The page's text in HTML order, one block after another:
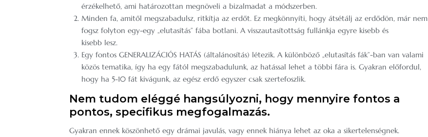
érzékelhető, ami határozottan megnöveli a bizalmadat a módszerben.
Minden fa, amitől megszabadulsz, ritkítja az erdőt. Ez megkönnyíti, hogy átsétálj az erdődön, már nem
fogsz folyton egy-egy „elutasítás” fába botlani. A visszautasítottság fullánkja egyre kisebb és
kisebb lesz.
Egy fontos GENERALIZÁCIÓS HATÁS (általánosítás) létezik. A különböző „elutasítás fák”-ban van valami
közös tematika, így ha egy fától megszabadulunk, az hatással lehet a többi fára is. Gyakran előfordul,
hogy ha 5-10 fát kivágunk, az egész erdő egyszer csak szertefoszlik.
Nem tudom eléggé hangsúlyozni, hogy mennyire fontos a
pontos, specifikus megfogalmazás.
Gyakran ennek köszönhető egy drámai javulás, vagy ennek hiánya lehet az oka a sikertelenségnek.